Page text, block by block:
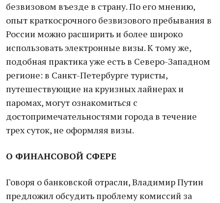
безвизовом въезде в страну. По его мнению,
опыт краткосрочного безвизового пребывания в
России можно расширить и более широко
использовать электронные визы. К тому же,
подобная практика уже есть в Северо-Западном
регионе: в Санкт-Петербурге туристы,
путешествующие на круизных лайнерах и
паромах, могут ознакомиться с
достопримечательностями города в течение
трех суток, не оформляя визы.
О ФИНАНСОВОЙ СФЕРЕ
Говоря о банковской отрасли, Владимир Путин
предложил обсудить проблему комиссий за